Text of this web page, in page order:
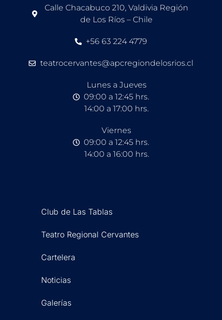
Calle Chacabuco 210, Valdivia Región
de Los Ríos – Chile
+56 63 224 4779
teatrocervantes@apcregiondelosrios.cl
Lunes a Jueves
09:00 a 12:45 hrs.
14:00 a 17:00 hrs.
Viernes
09:00 a 12:45 hrs.
14:00 a 16:00 hrs.
Club de Las Tablas
Teatro Regional Cervantes
Cartelera
Noticias
Galerías